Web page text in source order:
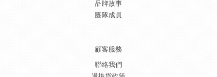
品牌故事
團隊成員
顧客服務
聯絡我們